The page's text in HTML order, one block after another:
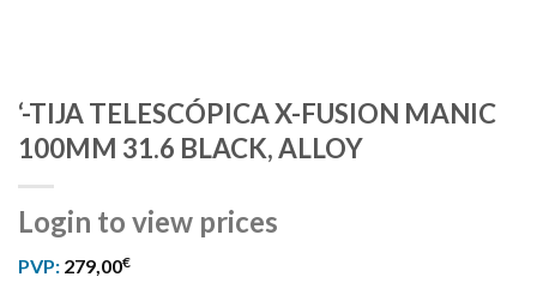
‘-TIJA TELESCÓPICA X-FUSION MANIC
100MM 31.6 BLACK, ALLOY
Login to view prices
PVP: 279,00€